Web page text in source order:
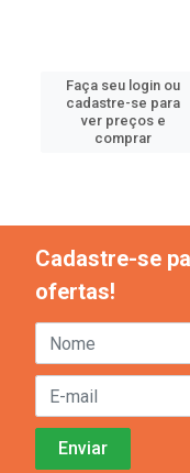
Faça seu login ou
cadastre-se para
ver preços e
comprar
Cadastre-se
ofertas!